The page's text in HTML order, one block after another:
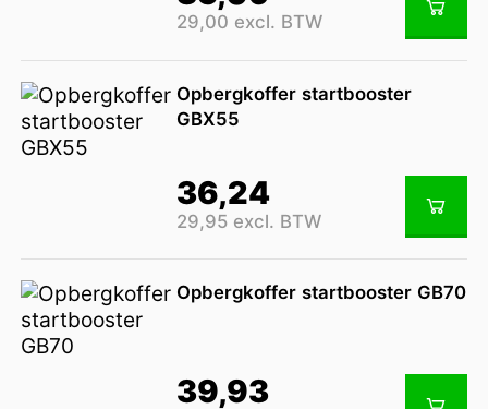
29,00 excl. BTW
Opbergkoffer startbooster
GBX55
36,24
29,95 excl. BTW
Opbergkoffer startbooster GB70
39,93